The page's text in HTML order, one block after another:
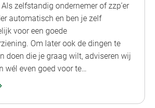
zelfstandig ondernemer of zzp’er
automatisch en ben je zelf
voor een goede
Om later ook de dingen te
doen die je graag wilt, adviseren wij
wél even goed voor te…